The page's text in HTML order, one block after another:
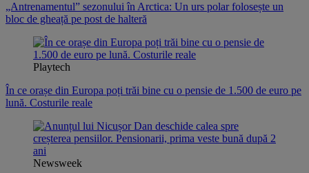
„Antrenamentul” sezonului în Arctica: Un urs polar folosește un
bloc de gheață pe post de halteră
Playtech
În ce orașe din Europa poți trăi bine cu o pensie de 1.500 de euro pe
lună. Costurile reale
Newsweek